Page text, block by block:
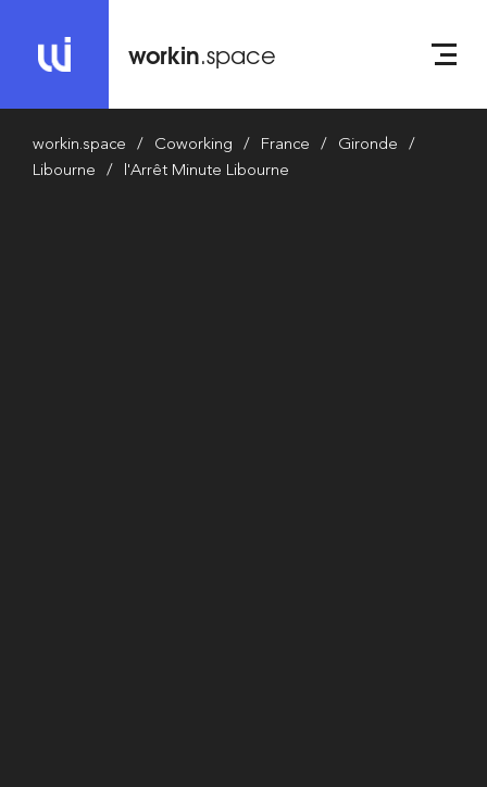
workin.space
workin.space Coworking France
Gironde
Libourne
l'Arrêt Minute Libourne